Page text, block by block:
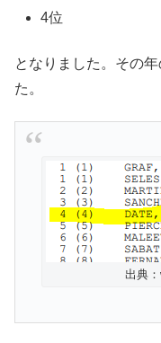
4位
となりました。その
た。
出典